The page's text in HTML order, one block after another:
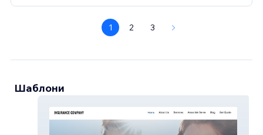
1 2 3
Шаблони